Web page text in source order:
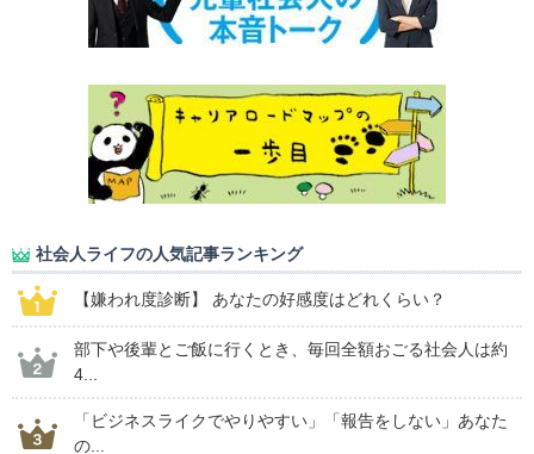
社会人ライフの人気記事ランキング
【嫌われ度診断】 あなたの好感度はどれくらい？
部下や後輩とご飯に行くとき、毎回全額おごる社会人は約
4...
「ビジネスライクでやりやすい」「報告をしない」あなた
の...